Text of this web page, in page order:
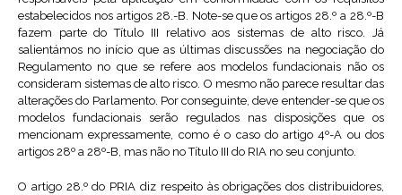
estabelecidos nos artigos 28.-B. Note-se que os artigos 28.º a 28.º-B
fazem parte do Título III relativo aos sistemas de alto risco. Já
salientámos no início que as últimas discussões na negociação do
Regulamento no que se refere aos modelos fundacionais não os
consideram sistemas de alto risco. O mesmo não parece resultar das
alterações do Parlamento. Por conseguinte, deve entender-se que os
modelos fundacionais serão regulados nas disposições que os
mencionam expressamente, como é o caso do artigo 4º-A ou dos
artigos 28º a 28º-B, mas não no Título III do RIA no seu conjunto.
O artigo 28.º do PRIA diz respeito às obrigações dos distribuidores,